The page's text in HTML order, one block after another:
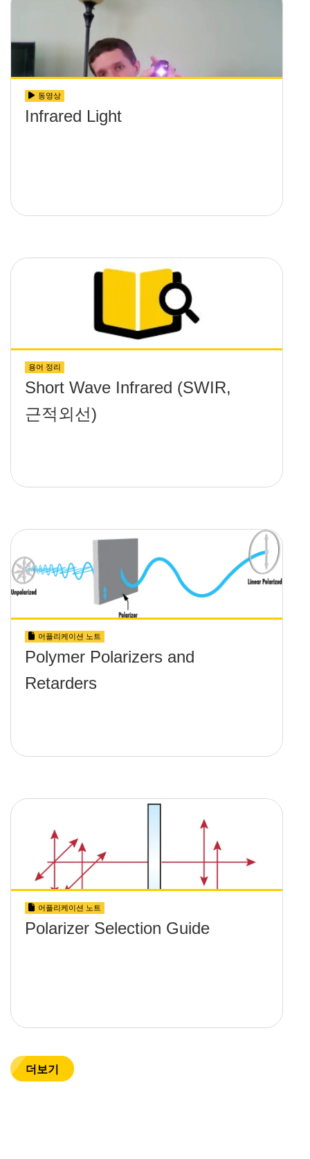
동영상
Infrared Light
용어 정리
Short Wave Infrared (SWIR,
근적외선)
어플리케이션 노트
Polymer Polarizers and
Retarders
어플리케이션 노트
Polarizer Selection Guide
더보기